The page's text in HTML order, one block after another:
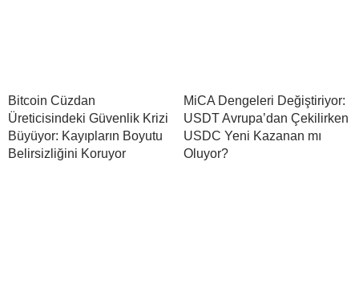
Bitcoin Cüzdan
Üreticisindeki Güvenlik Krizi
Büyüyor: Kayıpların Boyutu
Belirsizliğini Koruyor
MiCA Dengeleri Değiştiriyor:
USDT Avrupa’dan Çekilirken
USDC Yeni Kazanan mı
Oluyor?